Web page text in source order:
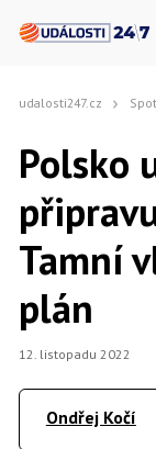
udalosti247.cz
Polsko
Tamní
plán
12. listopadu 2022
Ondřej Kočí